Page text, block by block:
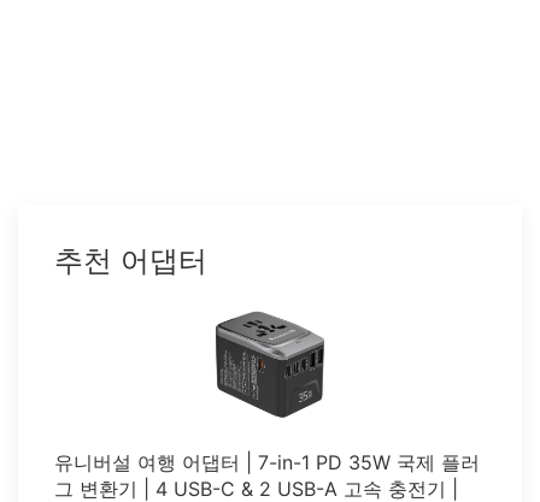
추천 어댑터
유니버설 여행 어댑터 | 7-in-1 PD 35W 국제 플러
그 변환기 | 4 USB-C & 2 USB-A 고속 충전기 |